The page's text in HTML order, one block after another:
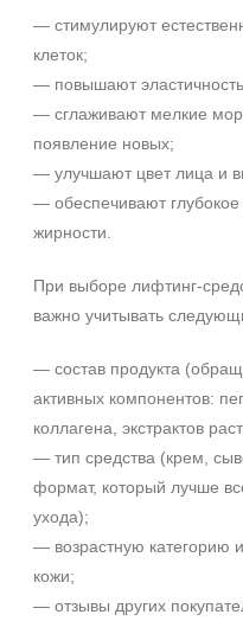
Декольте
Лицо
Показать еще
1 шт
2 шт
20 мл
Ингредиенты
DMAE
EGF
Показать еще
Время применения
Вечер
День
Ежедневный
— стимулируют
клеток;
— повышают эластичность
— сглаживают мелкие
появление новых;
— улучшают цвет лица и
— обеспечивают
жирности.
При выборе
важно учитывать
— состав продукта
активных компонентов:
коллагена, экстрактов
— тип средства (крем,
формат, который лучше
ухода);
— возрастную категорию
кожи;
— отзывы других
+7